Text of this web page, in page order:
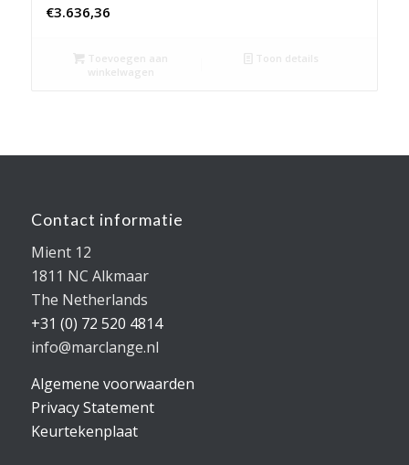
€3.636,36
Toevoegen aan
winkelwagen
Toon details
Contact informatie
Mient 12
1811 NC Alkmaar
The Netherlands
+31 (0) 72 520 4814
info@marclange.nl
Algemene voorwaarden
Privacy Statement
Keurtekenplaat